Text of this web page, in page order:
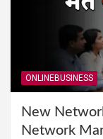
ONLINEBUSINESS
New
Network